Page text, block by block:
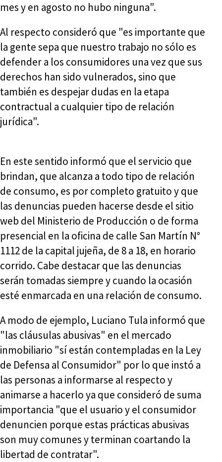
mes y en agosto no hubo ninguna".
Al respecto consideró que "es importante que
la gente sepa que nuestro trabajo no sólo es
defender a los consumidores una vez que sus
derechos han sido vulnerados, sino que
también es despejar dudas en la etapa
contractual a cualquier tipo de relación
jurídica".
En este sentido informó que el servicio que
brindan, que alcanza a todo tipo de relación
de consumo, es por completo gratuito y que
las denuncias pueden hacerse desde el sitio
web del Ministerio de Producción o de forma
presencial en la oficina de calle San Martín N°
1112 de la capital jujeña, de 8 a 18, en horario
corrido. Cabe destacar que las denuncias
serán tomadas siempre y cuando la ocasión
esté enmarcada en una relación de consumo.
A modo de ejemplo, Luciano Tula informó que
"las cláusulas abusivas" en el mercado
inmobiliario "sí están contempladas en la Ley
de Defensa al Consumidor" por lo que instó a
las personas a informarse al respecto y
animarse a hacerlo ya que consideró de suma
importancia "que el usuario y el consumidor
denuncien porque estas prácticas abusivas
son muy comunes y terminan coartando la
libertad de contratar".